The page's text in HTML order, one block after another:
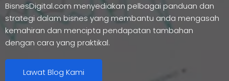
BisnesDigital.com menyediakan pelbagai panduan dan
strategi dalam bisnes yang membantu anda mengasah
kemahiran dan mencipta pendapatan tambahan
dengan cara yang praktikal.
Lawat Blog Kami